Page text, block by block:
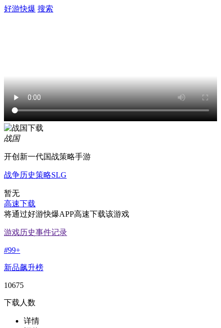
好游快爆 搜索
战国
开创新一代国战策略手游
战争历史策略SLG
暂无
高速下载
将通过好游快爆APP高速下载该游戏
游戏历史事件记录
#99+
新品飙升榜
10675
下载人数
详情